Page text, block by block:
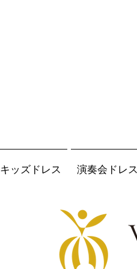
キッズドレス 演奏会ドレス